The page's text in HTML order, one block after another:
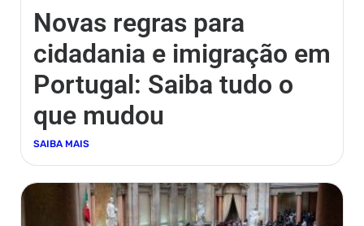
Novas regras para
cidadania e imigração em
Portugal: Saiba tudo o
que mudou
SAIBA MAIS